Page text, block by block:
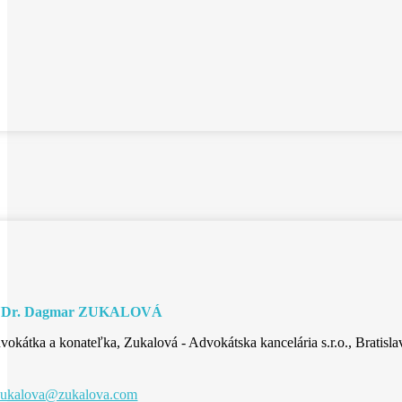
Dagmar ZUKALOVÁ
a konateľka, Zukalová - Advokátska kancelária s.r.o.,